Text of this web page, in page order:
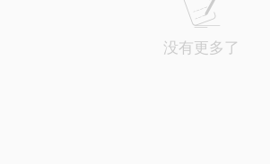
没有更多了